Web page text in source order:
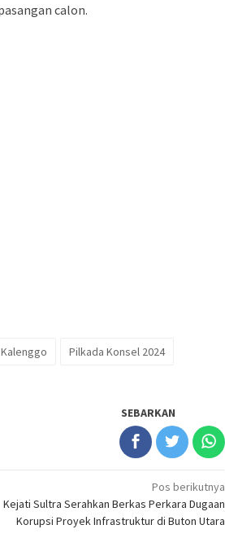
calon.
Pilkada Konsel 2024
SEBARKAN
Pos berikutnya
Kejati Sultra Serahkan Berkas Perkara Dugaan
Korupsi Proyek Infrastruktur di Buton Utara